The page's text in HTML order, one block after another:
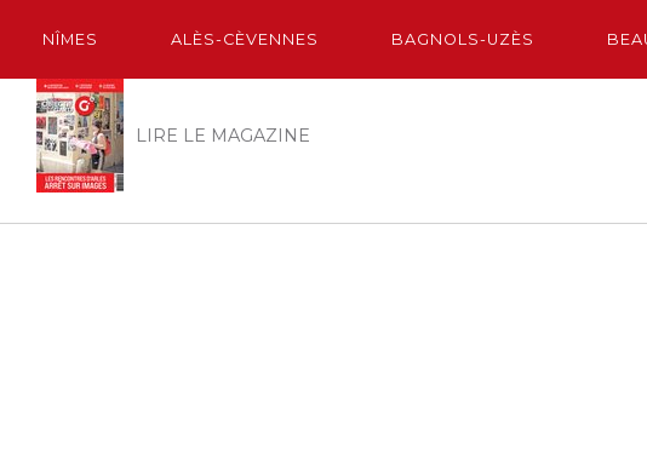
NÎMES ALÈS-CÈVENNES BAGNOLS-UZÈS
LIRE LE MAGAZINE